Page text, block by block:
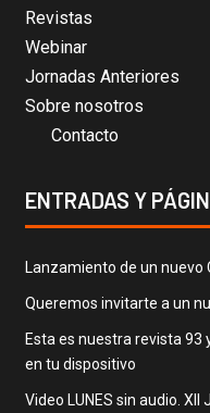
Revistas
Webinar
Jornadas Anteriores
Sobre nosotros
Contacto
ENTRADAS Y
Lanzamiento de un nuevo
Queremos invitarte a un
Esta es nuestra revista 93
en tu dispositivo
Video LUNES sin audio. XII